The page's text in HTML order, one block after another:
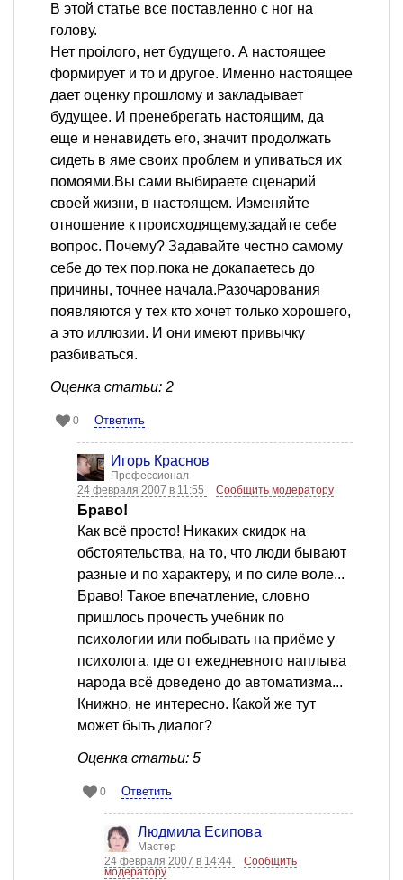
В этой статье все поставленно с ног на
голову.
Нет проiлого, нет будущего. А настоящее
формирует и то и другое. Именно настоящее
дает оценку прошлому и закладывает
будущее. И пренебрегать настоящим, да
еще и ненавидеть его, значит продолжать
сидеть в яме своих проблем и упиваться их
помоями.Вы сами выбираете сценарий
своей жизни, в настоящем. Изменяйте
отношение к происходящему,задайте себе
вопрос. Почему? Задавайте честно самому
себе до тех пор.пока не докапаетесь до
причины, точнее начала.Разочарования
появляются у тех кто хочет только хорошего,
а это иллюзии. И они имеют привычку
разбиваться.
Оценка статьи: 2
0 Ответить
Игорь Краснов
Профессионал
24 февраля 2007 в 11:55
Сообщить модератору
Браво!
Как всё просто! Никаких скидок на
обстоятельства, на то, что люди бывают
разные и по характеру, и по силе воле...
Браво! Такое впечатление, словно
пришлось прочесть учебник по
психологии или побывать на приёме у
психолога, где от ежедневного наплыва
народа всё доведено до автоматизма...
Книжно, не интересно. Какой же тут
может быть диалог?
Оценка статьи: 5
0 Ответить
Людмила Есипова
Мастер
24 февраля 2007 в 14:44
Сообщить
модератору